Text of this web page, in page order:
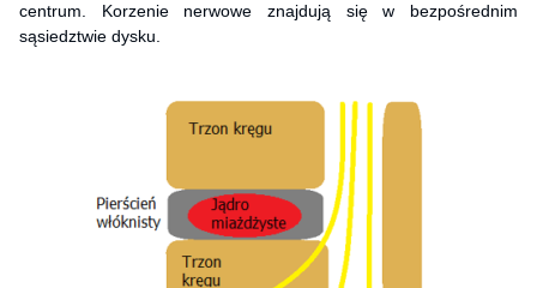
centrum. Korzenie nerwowe znajdują się w bezpośrednim
sąsiedztwie dysku.